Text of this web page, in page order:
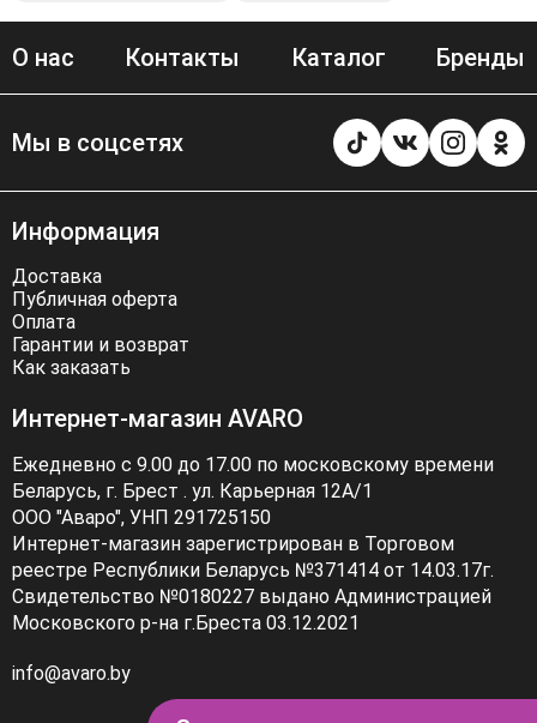
О нас Контакты Каталог Бренды
Мы в соцсетях
Информация
Доставка
Публичная оферта
Оплата
Гарантии и возврат
Как заказать
Интернет-магазин AVARO
Ежедневно с 9.00 до 17.00 по московскому времени
Беларусь, г. Брест . ул. Карьерная 12А/1
ООО "Аваро", УНП 291725150
Интернет-магазин зарегистрирован в Торговом
реестре Республики Беларусь №371414 от 14.03.17г.
Свидетельство №0180227 выдано Администрацией
Московского р-на г.Бреста 03.12.2021
info@avaro.by